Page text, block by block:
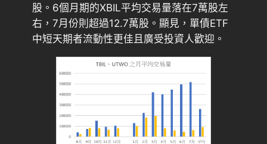
股。6個月期的XBIL平均交易量落在7萬股左
右，7月份則超過12.7萬股。顯見，單債ETF
中短天期者流動性更佳且廣受投資人歡迎。